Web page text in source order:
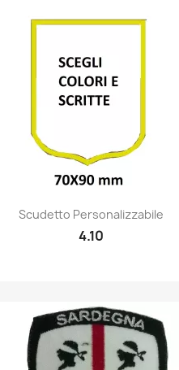
Quick view
Scudetto Personalizzabile
4.10